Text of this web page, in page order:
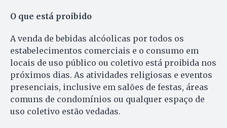
O que está proibido
A venda de bebidas alcóolicas por todos os
estabelecimentos comerciais e o consumo em
locais de uso público ou coletivo está proibida nos
próximos dias. As atividades religiosas e eventos
presenciais, inclusive em salões de festas, áreas
comuns de condomínios ou qualquer espaço de
uso coletivo estão vedadas.